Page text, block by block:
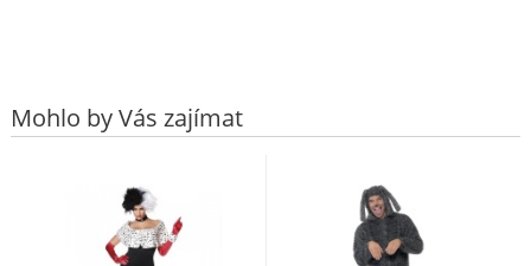
Mohlo by Vás zajímat